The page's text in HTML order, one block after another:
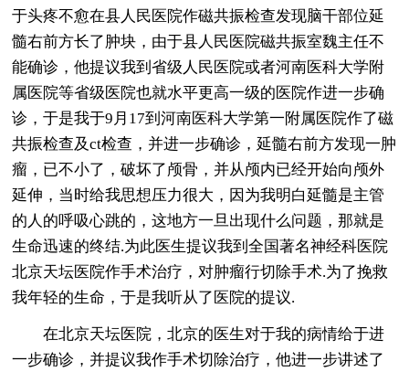
于头疼不愈在县人民医院作磁共振检查发现脑干部位延
髓右前方长了肿块，由于县人民医院磁共振室魏主任不
能确诊，他提议我到省级人民医院或者河南医科大学附
属医院等省级医院也就水平更高一级的医院作进一步确
诊，于是我于9月17到河南医科大学第一附属医院作了磁
共振检查及ct检查，并进一步确诊，延髓右前方发现一肿
瘤，已不小了，破坏了颅骨，并从颅内已经开始向颅外
延伸，当时给我思想压力很大，因为我明白延髓是主管
的人的呼吸心跳的，这地方一旦出现什么问题，那就是
生命迅速的终结.为此医生提议我到全国著名神经科医院
北京天坛医院作手术治疗，对肿瘤行切除手术.为了挽救
我年轻的生命，于是我听从了医院的提议.
在北京天坛医院，北京的医生对于我的病情给于进
一步确诊，并提议我作手术切除治疗，他进一步讲述了